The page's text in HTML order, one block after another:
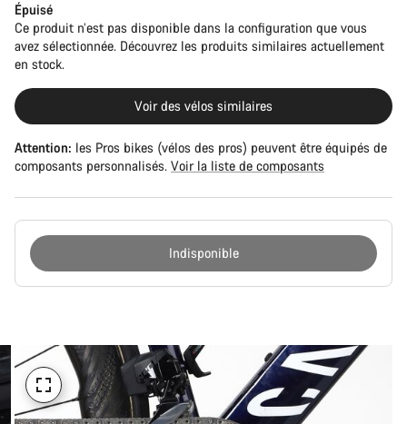
Épuisé
Ce produit n’est pas disponible dans la configuration que vous
avez sélectionnée. Découvrez les produits similaires actuellement
en stock.
Voir des vélos similaires
Attention: les Pros bikes (vélos des pros) peuvent être équipés de
composants personnalisés. Voir la liste de composants
Indisponible